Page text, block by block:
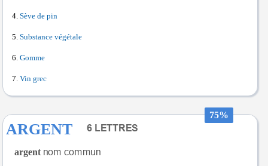
Sève de pin
Substance végétale
Gomme
Vin grec
75%
ARGENT
argent